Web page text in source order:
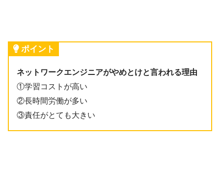
ポイント
ネットワークエンジニアがやめとけと言われる理由
①学習コストが高い
②長時間労働が多い
③責任がとても大きい